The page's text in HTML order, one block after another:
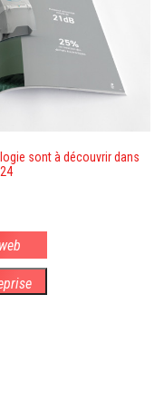
sont à découvrir dans